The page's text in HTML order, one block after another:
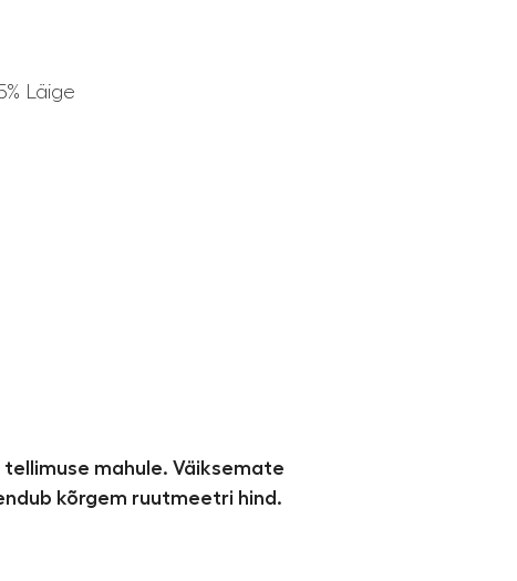
Läige
mahule. Väiksemate
kõrgem ruutmeetri hind.